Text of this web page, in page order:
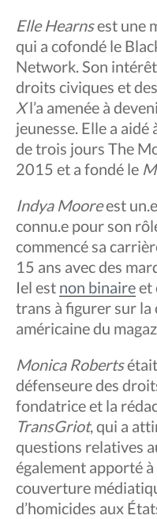
Elle Hearnsest une
qui a cofondé le
Network. Son
droits civiques et
Xl’a amenée à
jeunesse. Elle a
de trois jours The
2015 et a fondé le
Indya Mooreest
connu.e pour son
commencé sa
15 ans avec des
Iel est non binaireet
trans à figurer sur la
américaine du
Monica Robertsétait
défenseure des
fondatrice et la
TransGriot, qui a
questions relatives
également apporté
couverture
d’homicides aux